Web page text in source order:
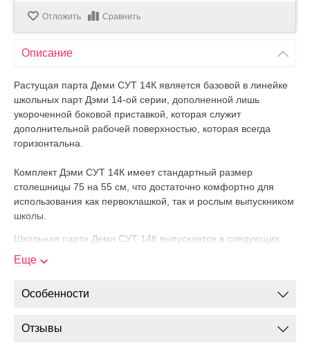
Отложить Сравнить
Описание
Растущая парта Деми СУТ 14К является базовой в линейке
школьных парт Дэми 14-ой серии, дополненной лишь
укороченной боковой приставкой, которая служит
дополнительной рабочей поверхностью, которая всегда
горизонтальна.
Комплект Дэми СУТ 14К имеет стандартный размер
столешницы 75 на 55 см, что достаточно комфортно для
использования как первоклашкой, так и рослым выпускником
школы.
Школьная парта Деми СУТ 14К выпускается в следующих
цветах:
(темный)
оранжевый.
Еще
Особенности
Отзывы